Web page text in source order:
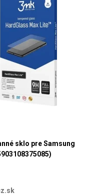
sklo pre Samsung